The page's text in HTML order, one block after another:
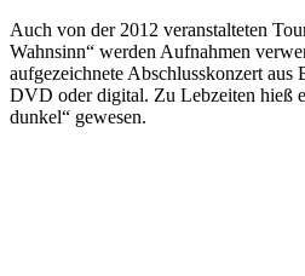
Auch von der 2012 veranstalteten
Wahnsinn“ werden Aufnahmen
aufgezeichnete Abschlusskonzert aus
DVD oder digital. Zu Lebzeiten hieß
dunkel“ gewesen.